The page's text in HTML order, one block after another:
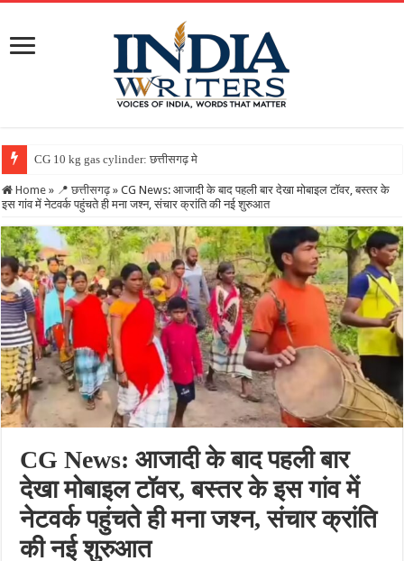
CG 10 kg gas cylinder: छत्तीसगढ़ में पहली बार मिलेगा 10 किलो वाला
Home » 📍 छत्तीसगढ़ » CG News: आजादी के बाद पहली बार देखा मोबाइल टॉवर, बस्तर के
इस गांव में नेटवर्क पहुंचते ही मना जश्न, संचार क्रांति की नई शुरुआत
CG News: आजादी के बाद पहली बार
देखा मोबाइल टॉवर, बस्तर के इस गांव में
नेटवर्क पहुंचते ही मना जश्न, संचार क्रांति
की नई शुरुआत